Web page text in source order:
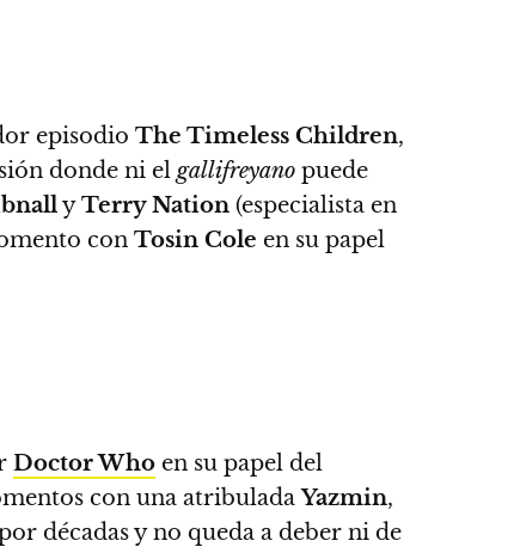
episodio The Timeless Children,
donde ni el gallifreyano puede
yTerry Nation (especialista en
con Tosin Cole en su papel
Doctor Who en su papel del
con una atribuladaYazmin,
décadas y no queda a deber ni de